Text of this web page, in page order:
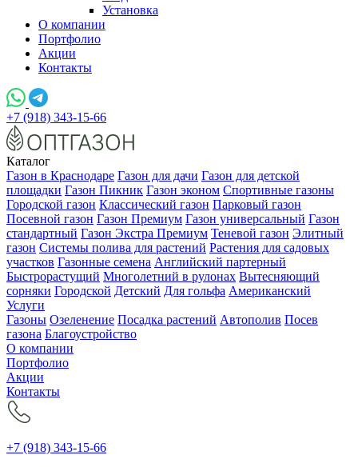
Установка
О компании
Портфолио
Акции
Контакты
+7 (918) 343-15-66
Каталог
Газон в Краснодаре Газон для дачи Газон для детской
площадки Газон Пикник Газон эконом Спортивные газоны
Городской газон Классический газон Парковый газон
Посевной газон Газон Премиум Газон универсальный Газон
стандартный Газон Экстра Премиум Теневой газон Элитный
газон Системы полива для растений Растения для садовых
участков Газонные семена Английский партерный
Быстрорастущий Многолетний в рулонах Вытесняющий
сорняки Городской Детский Для гольфа Американский
Услуги
Газоны Озеленение Посадка растений Автополив Посев
газона Благоустройство
О компании
Портфолио
Акции
Контакты
+7 (918) 343-15-66